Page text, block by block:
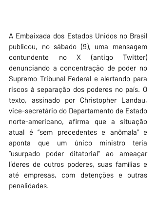
A Embaixada dos Estados Unidos no Brasil
publicou, no sábado (9), uma mensagem
contundente no X (antigo Twitter)
denunciando a concentração de poder no
Supremo Tribunal Federal e alertando para
riscos à separação dos poderes no país. O
texto, assinado por Christopher Landau,
vice-secretário do Departamento de Estado
norte-americano, afirma que a situação
atual é “sem precedentes e anômala” e
aponta que um único ministro teria
“usurpado poder ditatorial” ao ameaçar
líderes de outros poderes, suas famílias e
até empresas, com detenções e outras
penalidades.